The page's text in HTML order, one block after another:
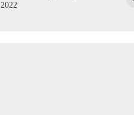
2022